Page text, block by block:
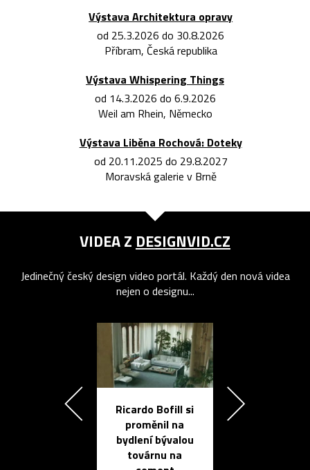
Výstava Architektura opravy
od 25.3.2026 do 30.8.2026
Příbram, Česká republika
Výstava Whispering Things
od 14.3.2026 do 6.9.2026
Weil am Rhein, Německo
Výstava Liběna Rochová: Doteky
od 20.11.2025 do 29.8.2027
Moravská galerie v Brně
VIDEA Z DESIGNVID.CZ
Jedinečný český design video portál. Každý den nová videa
nejen o designu...
Ricardo Bofill si
proměnil na
bydlení bývalou
továrnu na